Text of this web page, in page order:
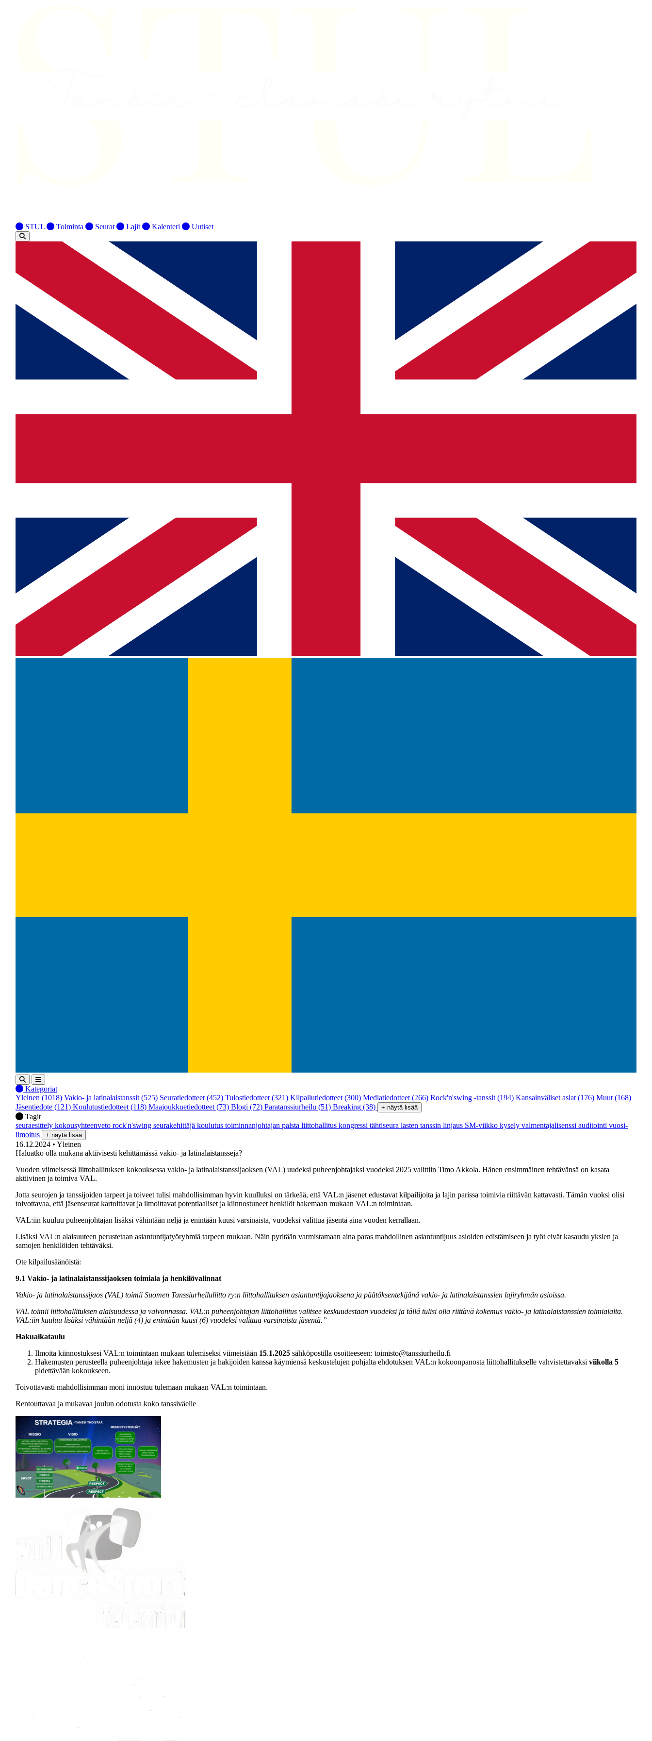
STUL Toiminta Seurat Lajit Kalenteri Uutiset
Kategoriat
Yleinen (1018) Vakio- ja latinalaistanssit (525) Seuratiedotteet (452) Tulostiedotteet (321) Kilpailutiedotteet (300) Mediatiedotteet (266) Rock'n'swing -tanssit (194) Kansainväliset asiat (176) Muut (168)
Jäsentiedote (121) Koulutustiedotteet (118) Maajoukkuetiedotteet (73) Blogi (72) Paratanssiurheilu (51) Breaking (38) + näytä lisää
Tagit
seuraesittely kokousyhteenveto rock'n'swing seurakehittäjä koulutus toiminnanjohtajan palsta liittohallitus kongressi tähtiseura lasten tanssin linjaus SM-viikko kysely valmentajalisenssi auditointi vuosi-
ilmoitus
+ näytä lisää
16.12.2024 • Yleinen
Haluatko olla mukana aktiivisesti kehittämässä vakio- ja latinalaistansseja?
Vuoden viimeisessä liittohallituksen kokouksessa vakio- ja latinalaistanssijaoksen (VAL) uudeksi puheenjohtajaksi vuodeksi 2025 valittiin Timo Akkola. Hänen ensimmäinen tehtävänsä on kasata
aktiivinen ja toimiva VAL.
Jotta seurojen ja tanssijoiden tarpeet ja toiveet tulisi mahdollisimman hyvin kuulluksi on tärkeää, että VAL:n jäsenet edustavat kilpailijoita ja lajin parissa toimivia riittävän kattavasti. Tämän vuoksi olisi
toivottavaa, että jäsenseurat kartoittavat ja ilmoittavat potentiaaliset ja kiinnostuneet henkilöt hakemaan mukaan VAL:n toimintaan.
VAL:iin kuuluu puheenjohtajan lisäksi vähintään neljä ja enintään kuusi varsinaista, vuodeksi valittua jäsentä aina vuoden kerrallaan.
Lisäksi VAL:n alaisuuteen perustetaan asiantuntijatyöryhmiä tarpeen mukaan. Näin pyritään varmistamaan aina paras mahdollinen asiantuntijuus asioiden edistämiseen ja työt eivät kasaudu yksien ja
samojen henkilöiden tehtäväksi.
Ote kilpailusäänöistä:
9.1 Vakio- ja latinalaistanssijaoksen toimiala ja henkilövalinnat
Vakio- ja latinalaistanssijaos (VAL) toimii Suomen Tanssiurheiluliitto ry:n liittohallituksen asiantuntijajaoksena ja päätöksentekijänä vakio- ja latinalaistanssien lajiryhmän asioissa.
VAL toimii liittohallituksen alaisuudessa ja valvonnassa. VAL:n puheenjohtajan liittohallitus valitsee keskuudestaan vuodeksi ja tällä tulisi olla riittävä kokemus vakio- ja latinalaistanssien toimialalta.
VAL:iin kuuluu lisäksi vähintään neljä (4) ja enintään kuusi (6) vuodeksi valittua varsinaista jäsentä.”
Hakuaikataulu
Ilmoita kiinnostuksesi VAL:n toimintaan mukaan tulemiseksi viimeistään 15.1.2025 sähköpostilla osoitteeseen: toimisto@tanssiurheilu.fi
Hakemusten perusteella puheenjohtaja tekee hakemusten ja hakijoiden kanssa käymiensä keskustelujen pohjalta ehdotuksen VAL:n kokoonpanosta liittohallitukselle vahvistettavaksi viikolla 5
pidettävään kokoukseen.
Toivottavasti mahdollisimman moni innostuu tulemaan mukaan VAL:n toimintaan.
Rentouttavaa ja mukavaa joulun odotusta koko tanssiväelle